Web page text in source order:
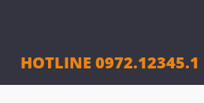
HOTLINE 0972.12345.1